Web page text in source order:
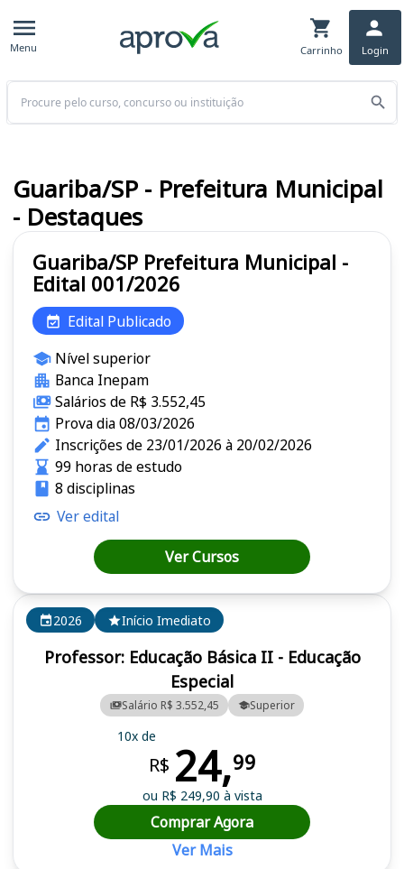
Menu Carrinho Login
Buscar
2026 Início Imediato
Professor: Educação Básica II - Educação
Especial
Salário R$ 3.552,45 Superior
10x de
R$ 24,99
ou R$ 249,90 à vista
Comprar Agora
Ver Mais
Guariba/SP Prefeitura Municipal -
Edital 001/2026
Edital Publicado
Nível superior
Banca Inepam
Salários de R$ 3.552,45
Prova dia 08/03/2026
Inscrições de 23/01/2026 à 20/02/2026
99 horas de estudo
8 disciplinas
Ver edital
Ver Cursos
Guariba/SP - Prefeitura Municipal
- Destaques